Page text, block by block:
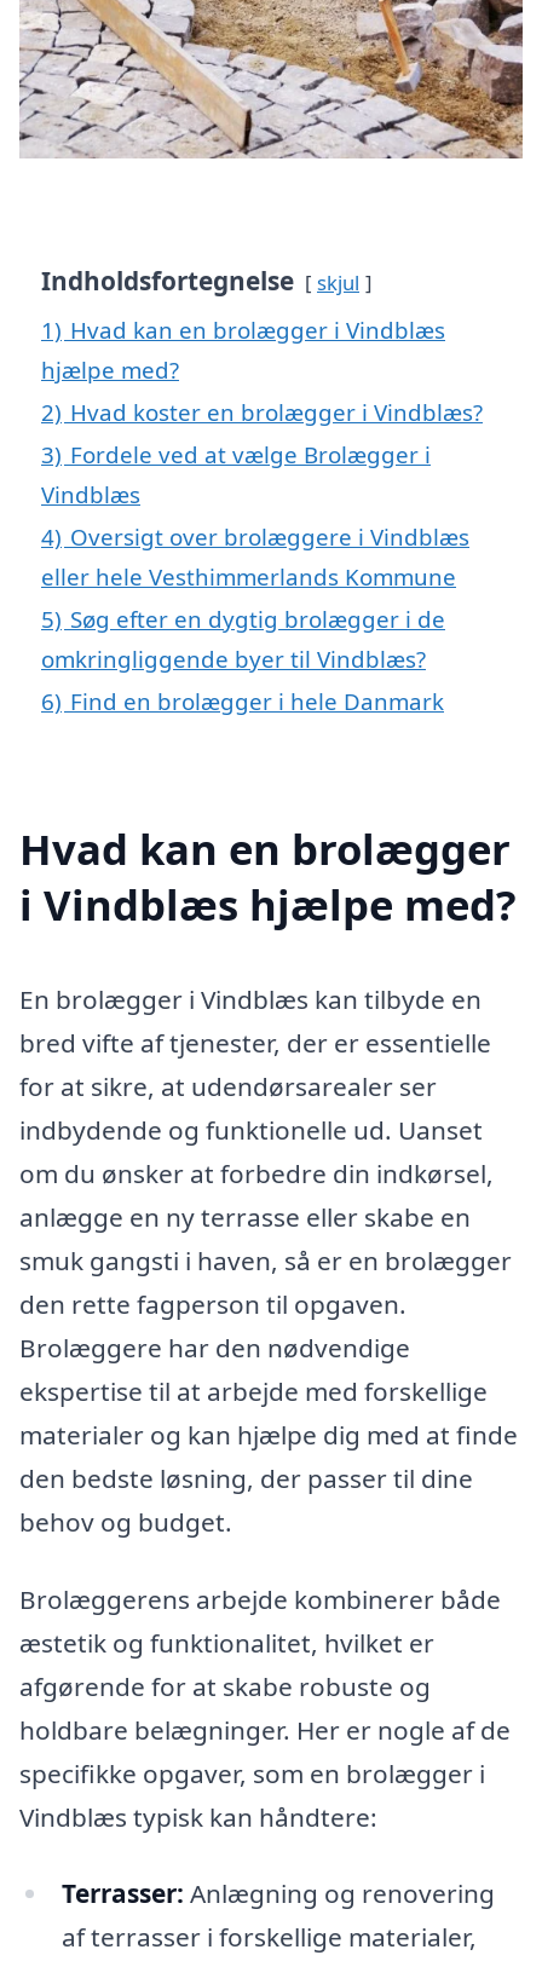
Indholdsfortegnelse skjul
1) Hvad kan en brolægger i Vindblæs
hjælpe med?
2) Hvad koster en brolægger i Vindblæs?
3) Fordele ved at vælge Brolægger i
Vindblæs
4) Oversigt over brolæggere i Vindblæs
eller hele Vesthimmerlands Kommune
5) Søg efter en dygtig brolægger i de
omkringliggende byer til Vindblæs?
6) Find en brolægger i hele Danmark
Hvad kan en brolægger
i Vindblæs hjælpe med?
En brolægger i Vindblæs kan tilbyde en
bred vifte af tjenester, der er essentielle
for at sikre, at udendørsarealer ser
indbydende og funktionelle ud. Uanset
om du ønsker at forbedre din indkørsel,
anlægge en ny terrasse eller skabe en
smuk gangsti i haven, så er en brolægger
den rette fagperson til opgaven.
Brolæggere har den nødvendige
ekspertise til at arbejde med forskellige
materialer og kan hjælpe dig med at finde
den bedste løsning, der passer til dine
behov og budget.
Brolæggerens arbejde kombinerer både
æstetik og funktionalitet, hvilket er
afgørende for at skabe robuste og
holdbare belægninger. Her er nogle af de
specifikke opgaver, som en brolægger i
Vindblæs typisk kan håndtere:
Terrasser: Anlægning og renovering
af terrasser i forskellige materialer,